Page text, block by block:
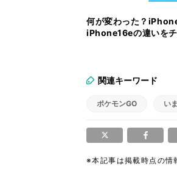
何が変わった？
iPhone16eの違いをチ
関連キーワード
ポケモンGO い
※本記事は掲載時点の情